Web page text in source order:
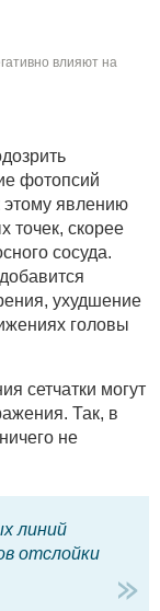
влияют на
фотопсий
этому явлению
точек, скорее
сосуда.
ухудшение
головы
сетчатки могут
Так, в
не
линий
отслойки